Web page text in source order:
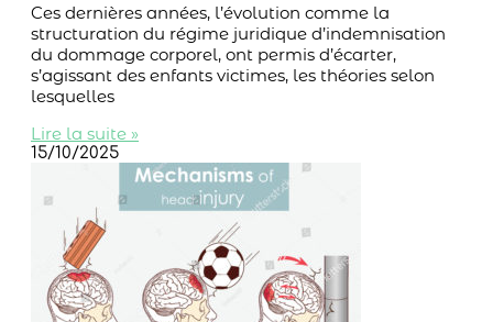
Ces dernières années, l’évolution comme la
structuration du régime juridique d’indemnisation
du dommage corporel, ont permis d’écarter,
s’agissant des enfants victimes, les théories selon
lesquelles
Lire la suite »
15/10/2025